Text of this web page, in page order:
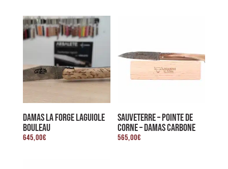
DAMAS LA FORGE LAGUIOLE
BOULEAU
645,00€
SAUVETERRE – POINTE DE
CORNE – DAMAS CARBONE
565,00€